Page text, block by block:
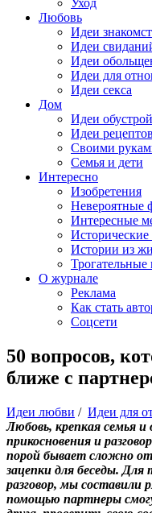
Уход
Любовь
Идеи
Идеи
Идеи
Идеи для
Идеи секса
Дом
Идеи
Идеи рецептов
Своими
Семья и дети
Интересно
Изобретения
Невероятные
Интересные
Истории из
Трогательные
О журнале
Реклама
Как стать
Соцсети
50 вопросов,
ближе с
Идеи любви / Идеи для
Любовь, крепкая семья
прикосновения и
порой бывает сложно
зацепки для беседы.
разговор, мы составили
помощью партнеры